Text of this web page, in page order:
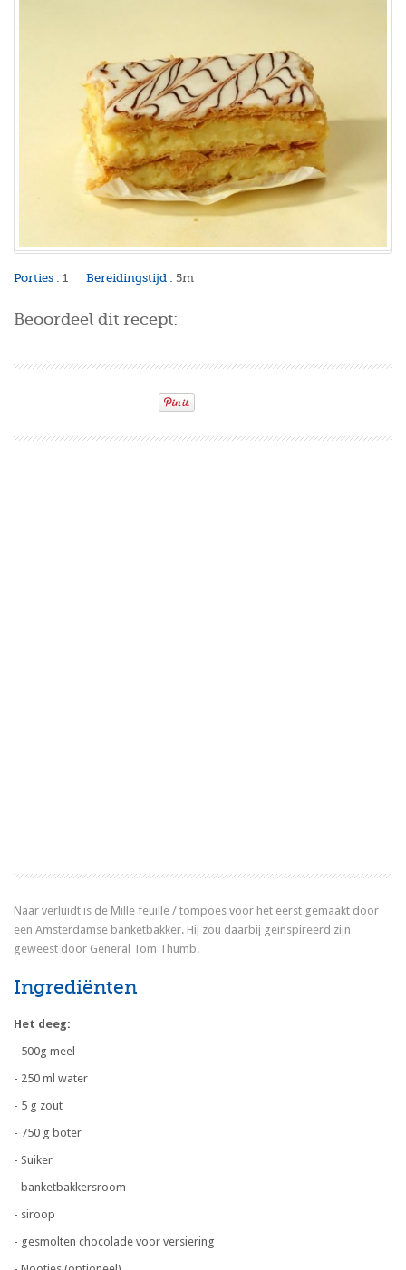
Porties : 1 Bereidingstijd : 5m
Beoordeel dit recept:
Naar verluidt is de Mille feuille / tompoes voor het eerst gemaakt door
een Amsterdamse banketbakker. Hij zou daarbij geïnspireerd zijn
geweest door General Tom Thumb.
Ingrediënten
Het deeg:
- 500g meel
- 250 ml water
- 5 g zout
- 750 g boter
- Suiker
- banketbakkersroom
- siroop
- gesmolten chocolade voor versiering